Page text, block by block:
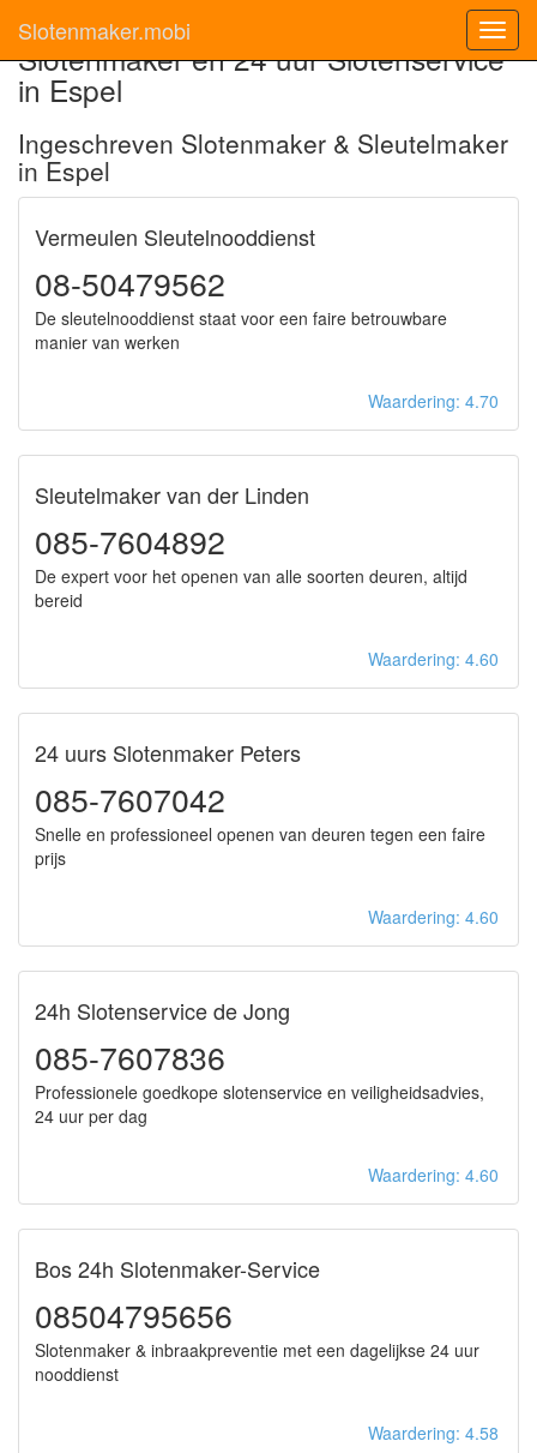
Slotenmaker.mobi
Slotenmaker en 24 uur Slotenservice
in Espel
Ingeschreven Slotenmaker & Sleutelmaker
in Espel
Vermeulen Sleutelnooddienst
08-50479562
De sleutelnooddienst staat voor een faire betrouwbare
manier van werken
Waardering: 4.70
Sleutelmaker van der Linden
085-7604892
De expert voor het openen van alle soorten deuren, altijd
bereid
Waardering: 4.60
24 uurs Slotenmaker Peters
085-7607042
Snelle en professioneel openen van deuren tegen een faire
prijs
Waardering: 4.60
24h Slotenservice de Jong
085-7607836
Professionele goedkope slotenservice en veiligheidsadvies,
24 uur per dag
Waardering: 4.60
Bos 24h Slotenmaker-Service
08504795656
Slotenmaker & inbraakpreventie met een dagelijkse 24 uur
nooddienst
Waardering: 4.58